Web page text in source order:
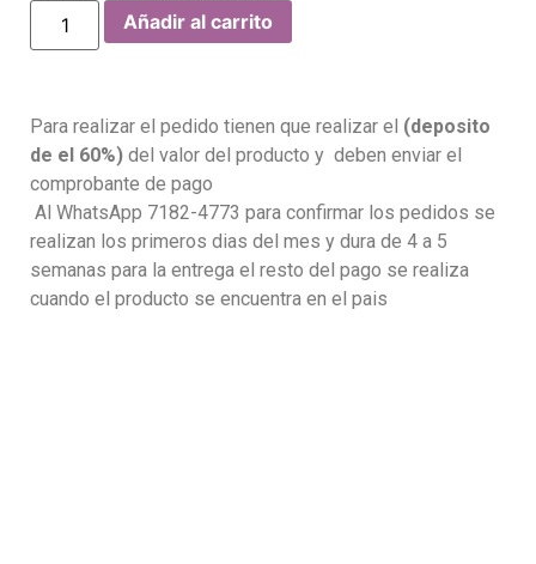
Añadir al carrito
Para realizar el pedido tienen que realizar el (deposito
de el 60%) del valor del producto y deben enviar el
comprobante de pago
Al WhatsApp 7182-4773 para confirmar los pedidos se
realizan los primeros dias del mes y dura de 4 a 5
semanas para la entrega el resto del pago se realiza
cuando el producto se encuentra en el pais